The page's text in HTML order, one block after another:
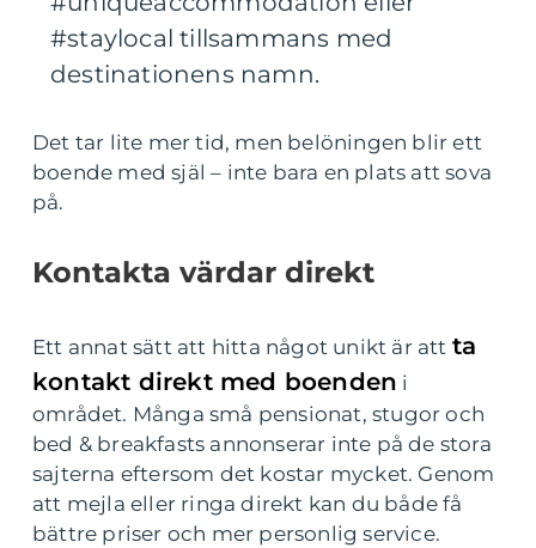
#staylocal tillsammans med
destinationens namn.
Det tar lite mer tid, men belöningen blir ett
boende med själ – inte bara en plats att sova
på.
Kontakta värdar direkt
Ett annat sätt att hitta något unikt är att ta
kontakt direkt med boenden i
området. Många små pensionat, stugor och
bed & breakfasts annonserar inte på de stora
sajterna eftersom det kostar mycket. Genom
att mejla eller ringa direkt kan du både få
bättre priser och mer personlig service.